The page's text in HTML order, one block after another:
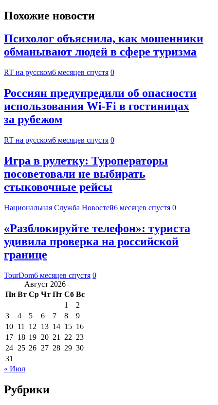
Похожие новости
Психолог объяснила, как мошенники
обманывают людей в сфере туризма
RT на русском6 месяцев спустя 0
Россиян предупредили об опасности
использования Wi-Fi в гостиницах
за рубежом
RT на русском6 месяцев спустя 0
Игра в рулетку: Туроператоры
посоветовали не выбирать
стыковочные рейсы
Национальная Служба Новостей6 месяцев спустя 0
«Разблокируйте телефон»: туриста
удивила проверка на российской
границе
TourDom6 месяцев спустя 0
Август 2026
Пн Вт Ср Чт Пт Сб Вс
1
2
3
4 5 6 7 8
9
10 11 12 13 14 15 16
17 18 19 20 21 22 23
24 25 26 27 28 29 30
31
« Июл
Рубрики